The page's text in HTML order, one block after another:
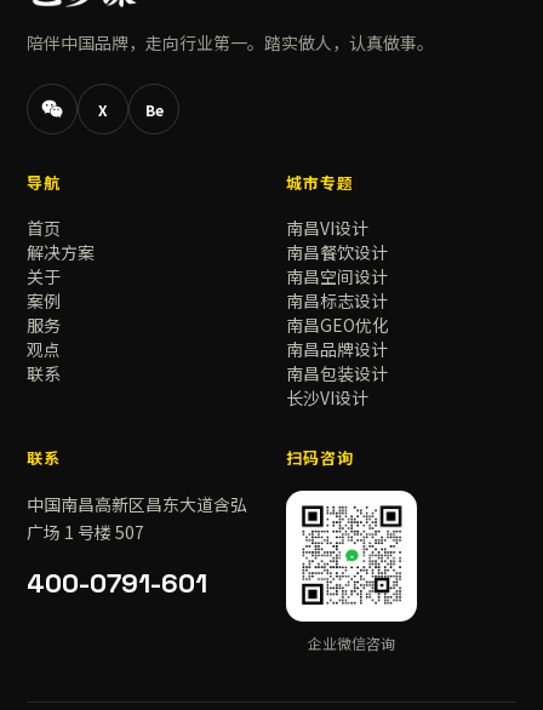
陪伴中国品牌，走向行业第一。踏实做人，认真做事。
X Be
导航
首页
解决方案
关于
案例
服务
观点
联系
城市专题
南昌VI设计
南昌餐饮设计
南昌空间设计
南昌标志设计
南昌GEO优化
南昌品牌设计
南昌包装设计
长沙VI设计
联系
中国南昌高新区昌东大道含弘
广场 1 号楼 507
400-0791-601
扫码咨询
企业微信咨询